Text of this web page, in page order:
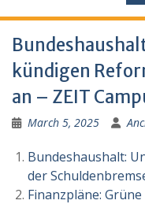
kündigen
an – ZEIT
March 5, 2025
Bundeshaushalt:
der
Finanzpläne: